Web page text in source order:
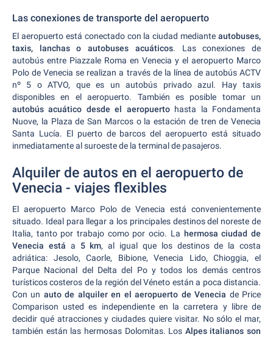
Las conexiones de transporte del aeropuerto
El aeropuerto está conectado con la ciudad mediante autobuses,
taxis, lanchas o autobuses acuáticos. Las conexiones de
autobús entre Piazzale Roma en Venecia y el aeropuerto Marco
Polo de Venecia se realizan a través de la línea de autobús ACTV
nº 5 o ATVO, que es un autobús privado azul. Hay taxis
disponibles en el aeropuerto. También es posible tomar un
autobús acuático desde el aeropuerto hasta la Fondamenta
Nuove, la Plaza de San Marcos o la estación de tren de Venecia
Santa Lucía. El puerto de barcos del aeropuerto está situado
inmediatamente al suroeste de la terminal de pasajeros.
Alquiler de autos en el aeropuerto de
Venecia - viajes flexibles
El aeropuerto Marco Polo de Venecia está convenientemente
situado. Ideal para llegar a los principales destinos del noreste de
Italia, tanto por trabajo como por ocio. La hermosa ciudad de
Venecia está a 5 km, al igual que los destinos de la costa
adriática: Jesolo, Caorle, Bibione, Venecia Lido, Chioggia, el
Parque Nacional del Delta del Po y todos los demás centros
turísticos costeros de la región del Véneto están a poca distancia.
Con un auto de alquiler en el aeropuerto de Venecia de Price
Comparison usted es independiente en la carretera y libre de
decidir qué atracciones y ciudades quiere visitar. No sólo el mar,
también están las hermosas Dolomitas. Los Alpes italianos son